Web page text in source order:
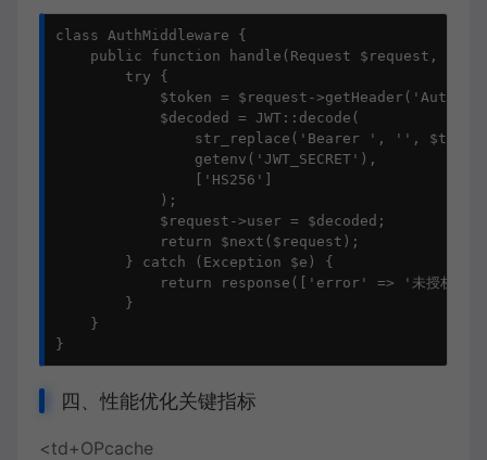
class AuthMiddleware {
public function handle(Request $request,
        try {
$token = $request-
            $decoded = JWT::decode(
str_replace('Bearer ', '',
                getenv('JWT_SECRET'),
                ['HS256']
            );
            $request->user = $decoded;
            return $next($request);
        } catch (Exception $e) {
return response(['error' => '未授权'],
        }
    }
}
四、性能优化关键指标
<td+OPcache